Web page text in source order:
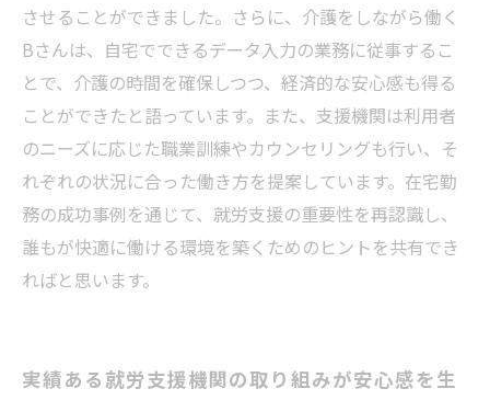
させることができました。さらに、介護をしながら働く
Bさんは、自宅でできるデータ入力の業務に従事するこ
とで、介護の時間を確保しつつ、経済的な安心感も得る
ことができたと語っています。また、支援機関は利用者
のニーズに応じた職業訓練やカウンセリングも行い、そ
れぞれの状況に合った働き方を提案しています。在宅勤
務の成功事例を通じて、就労支援の重要性を再認識し、
誰もが快適に働ける環境を築くためのヒントを共有でき
ればと思います。
実績ある就労支援機関の取り組みが安心感を生